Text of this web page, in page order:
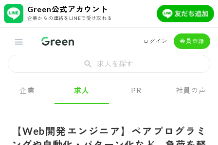
Green公式アカウント
企業からの連絡をLINEで受け取れる
ログイン 会員登録
求人を探す
企業 求人 PR 社員の声
【Web開発エンジニア】ペアプログラミ